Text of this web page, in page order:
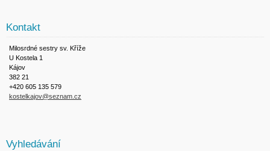
Kontakt
Milosrdné sestry sv. Kříže
U Kostela 1
Kájov
382 21
+420 605 135 579
kostelkajov@seznam.cz
Vyhledávání